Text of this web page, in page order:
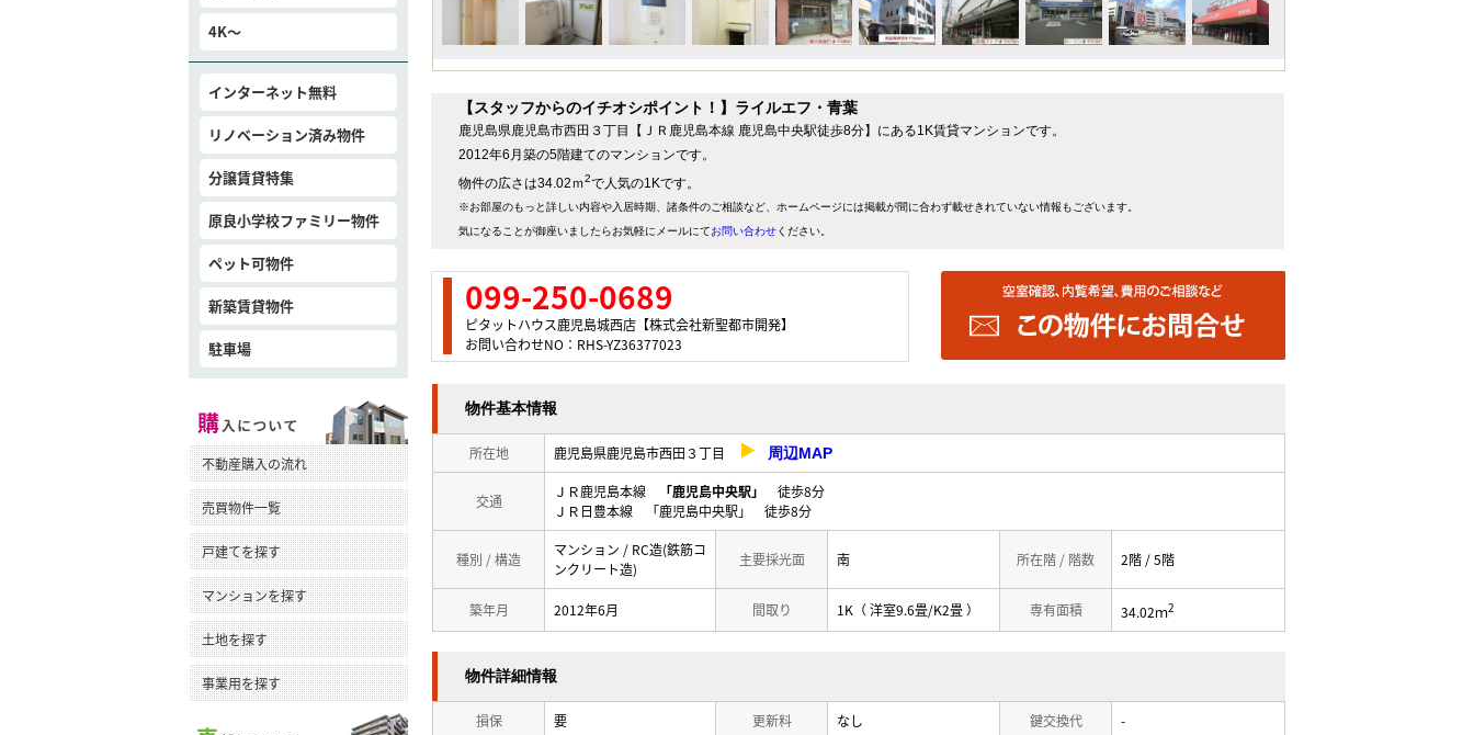
【スタッフからのイチオシポイント！】ライルエフ・青葉
鹿児島県鹿児島市西田３丁目【ＪＲ鹿児島本線 鹿児島中央駅徒歩8分】にある1K賃貸マンションです。
2012年6月築の5階建てのマンションです。
物件の広さは34.02ｍ2で人気の1Kです。
※お部屋のもっと詳しい内容や入居時期、諸条件のご相談など、ホームページには掲載が間に合わず載せきれていない情報もございます。
気になることが御座いましたらお気軽にメールにてお問い合わせください。
099-250-0689
ピタットハウス鹿児島城西店【株式会社新聖都市開発】
お問い合わせNO：RHS-YZ36377023
物件基本情報
所在地 鹿児島県鹿児島市西田３丁目 周辺MAP
交通
ＪＲ鹿児島本線 「鹿児島中央駅」
徒歩8分
ＪＲ日豊本線 「鹿児島中央駅」 徒歩8分
種別 / 構造
マンション / RC造(鉄筋コ
ンクリート造)
主要採光面 南 所在階 / 階数 2階 / 5階
築年月 2012年6月 間取り 1K（ 洋室9.6畳/K2畳 ） 専有面積 34.02ｍ2
物件詳細情報
損保 要 更新料 なし 鍵交換代 -
4K～
インターネット無料
リノベーション済み物件
分譲賃貸特集
原良小学校ファミリー物件
ペット可物件
新築賃貸物件
駐車場
不動産購入の流れ
売買物件一覧
戸建てを探す
マンションを探す
土地を探す
事業用を探す